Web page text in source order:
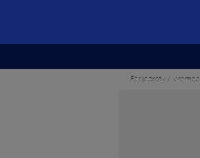
Stirileprotv Vremea